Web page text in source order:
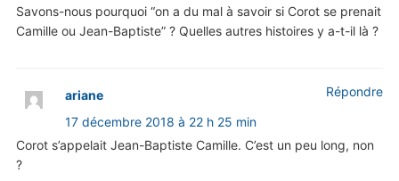
Savons-nous pourquoi “on a du mal à savoir si Corot se prenait
Camille ou Jean-Baptiste” ? Quelles autres histoires y a-t-il là ?
ariane
17 décembre 2018 à 22 h 25 min
Corot s’appelait Jean-Baptiste Camille. C’est un peu long, non
?
Répondre